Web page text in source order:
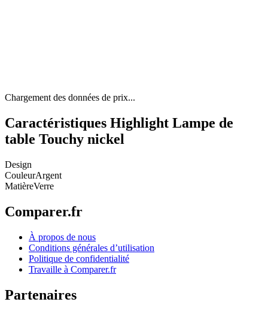
Chargement des données de prix...
Caractéristiques Highlight Lampe de
table Touchy nickel
Design
CouleurArgent
MatièreVerre
Comparer.fr
À propos de nous
Conditions générales d’utilisation
Politique de confidentialité
Travaille à Comparer.fr
Partenaires